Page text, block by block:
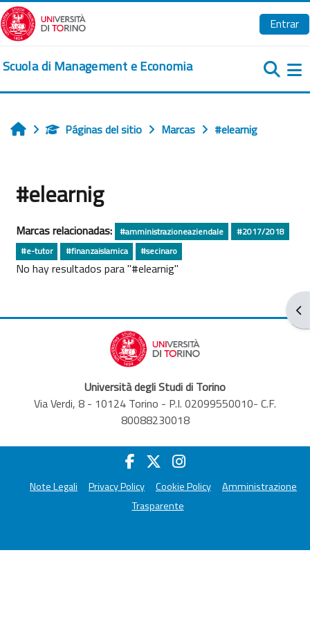
Salta al contenido principal
Entrar
Scuola di Management e Economia
InicioPáginas del sitio Marcas #elearnig
#elearnig
Marcas relacionadas: #amministrazioneaziendale
#2017/2018
#e-tutor
#finanzaislamica #secinaro
No hay resultados para "#elearnig"
Università degli Studi di Torino
Via Verdi, 8 - 10124 Torino - P.I. 02099550010- C.F.
80088230018
Note Legali Privacy Policy Cookie Policy
Amministrazione
Trasparente